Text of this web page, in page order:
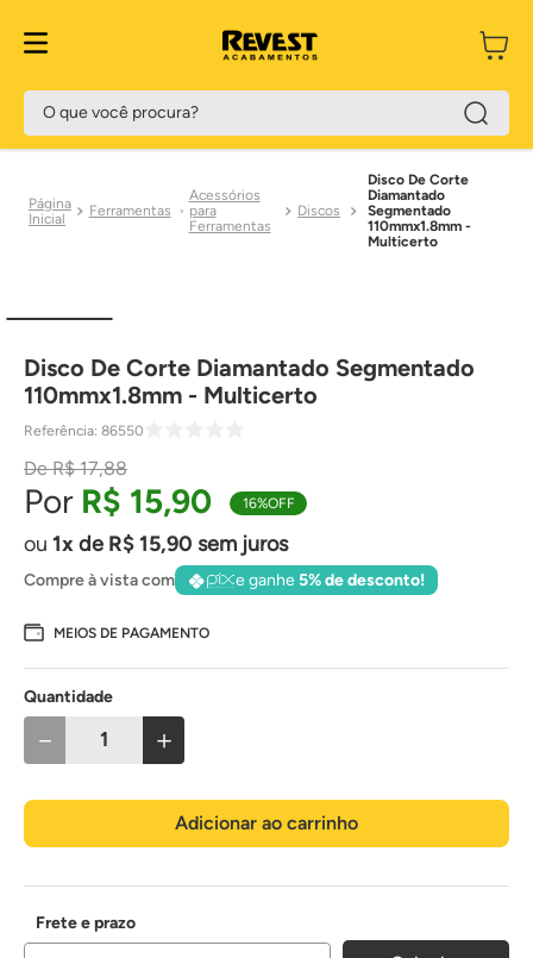
O que você procura?
Ferramentas
Acessórios
para
Ferramentas
Discos
Disco De Corte
Diamantado
Segmentado
110mmx1.8mm -
Multicerto
Disco De Corte Diamantado Segmentado
110mmx1.8mm - Multicerto
Referência: 86550
R$ 17,88
R$ 15,90 16%OFF
1 de R$15,90 sem juros
Compre à vista com e ganhe5% de desconto!
MEIOS DE PAGAMENTO
Quantidade
＋
－
Adicionar ao carrinho